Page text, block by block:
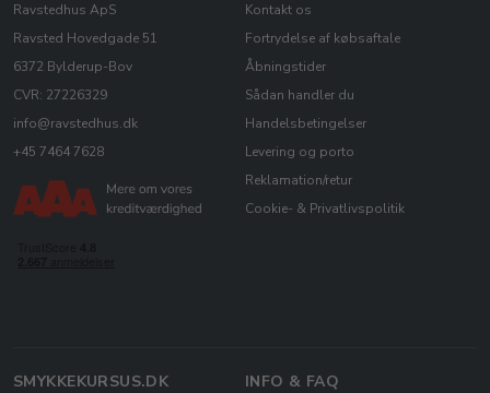
Ravstedhus ApS
Ravsted Hovedgade 51
6372 Bylderup-Bov
CVR: 27226329
info@ravstedhus.dk
+45 7464 7628
Kontakt os
Fortrydelse af købsaftale
Åbningstider
Sådan handler du
Handelsbetingelser
Levering og porto
Reklamation/retur
Cookie- & Privatlivspolitik
SMYKKEKURSUS.DK INFO & FAQ